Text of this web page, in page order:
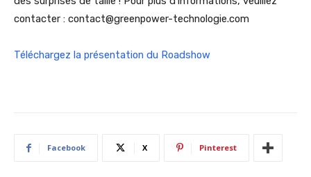
contacter : contact@greenpower-technologie.com
Téléchargez la présentation du Roadshow
Facebook X Pinterest